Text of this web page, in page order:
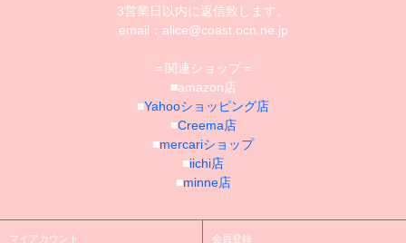
3営業日以内に返信致します。
email：alice@coast.ocn.ne.jp
＝関連ショップ＝
■amazon店
■Yahooショッピング店
■Creema店
■mercariショップ
■iichi店
■minne店
マイアカウント 会員登録